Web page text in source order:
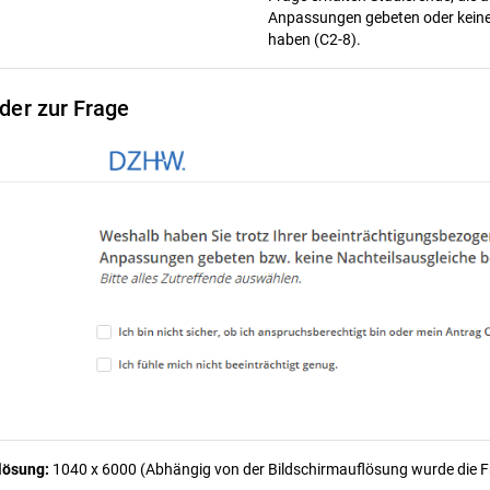
Anpassungen gebeten oder
haben (C2-8).
zur Frage
1040 x 6000 (Abhängig von der Bildschirmauflösung wurde die